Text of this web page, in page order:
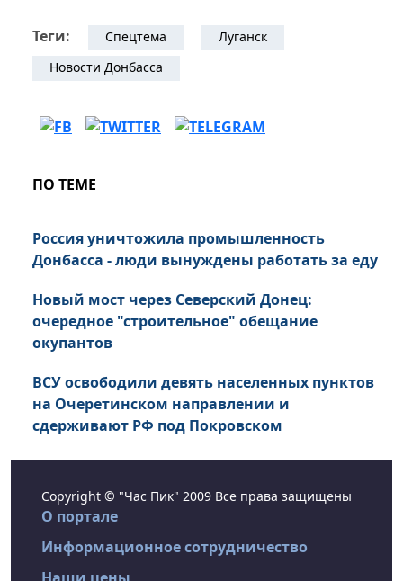
Теги: Спецтема
Луганск
Новости Донбасса
ПО ТЕМЕ
Россия уничтожила промышленность
Донбасса - люди вынуждены работать за еду
Новый мост через Северский Донец:
очередное "строительное" обещание
окупантов
ВСУ освободили девять населенных пунктов
на Очеретинском направлении и
сдерживают РФ под Покровском
Copyright © "Час Пик" 2009 Все права защищены
О портале
Информационное сотрудничество